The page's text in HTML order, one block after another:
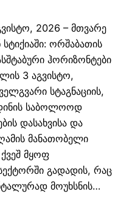
2026 – მთვარე
ორშაბათის
ჰორიზონტები
3 აგვისტო,
სტაგნაციის,
საბოლოოდ
დასახვისა და
მანათობელი
მყოფ
გადადის, რაც
მოუხსნის…